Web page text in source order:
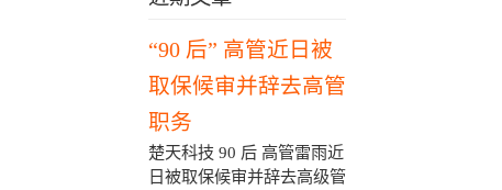
“90 后” 高管近日被
取保候审并辞去高管
职务
楚天科技 90 后 高管雷雨近
日被取保候审并辞去高级管